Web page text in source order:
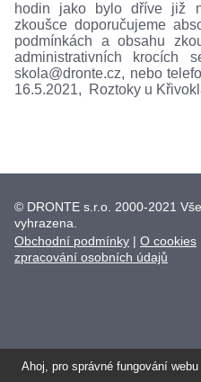
hodin jako bylo dříve již
zkoušce doporučujeme
podmínkách a obsahu
administrativních krocích
skola@dronte.cz, nebo
16.5.2021, Roztoky u
© DRONTE s.r.o. 2000-2021
vyhrazena.
Obchodní podmínky | O cookies
zpracování osobních údajů
Ahoj, pro správné fungování